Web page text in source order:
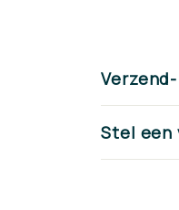
Stel een